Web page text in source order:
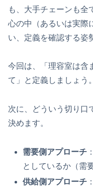
も、大手チェーンも全
心の中（あるいは実際
い、定義を確認する姿
今回は、「理容室は含
て」と定義しましょう。
次に、どういう切り口
決めます。
需要側アプローチ
としているか（需
供給側アプローチ